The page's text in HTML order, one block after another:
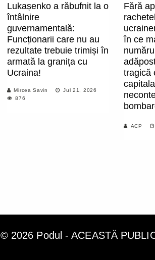
Lukașenko a răbufnit la o
întâlnire
guvernamentală:
Funcționarii care nu au
rezultate trebuie trimiși în
armată la granița cu
Ucraina!
Mircea Savin
Jul 21, 2026
876
Fără
în ce
tragică
ACP
© 2026 Podul - ACEASTĂ